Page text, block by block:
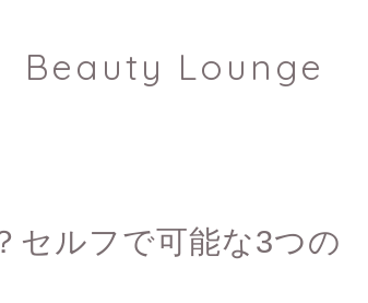
Beauty Lounge
セルフで可能な3つの